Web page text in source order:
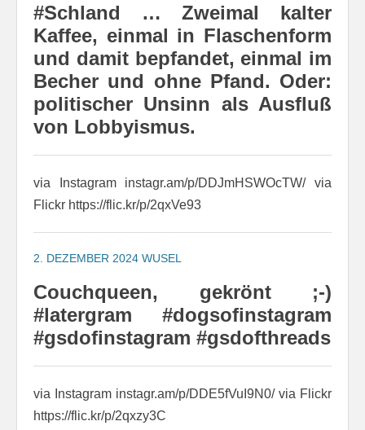
#Schland … Zweimal kalter
Kaffee, einmal in Flaschenform
und damit bepfandet, einmal im
Becher und ohne Pfand. Oder:
politischer Unsinn als Ausfluß
von Lobbyismus.
via Instagram instagr.am/p/DDJmHSWOcTW/ via
Flickr https://flic.kr/p/2qxVe93
2. DEZEMBER 2024 WUSEL
Couchqueen, gekrönt ;-)
#latergram #dogsofinstagram
#gsdofinstagram #gsdofthreads
via Instagram instagr.am/p/DDE5fVuI9N0/ via Flickr
https://flic.kr/p/2qxzy3C